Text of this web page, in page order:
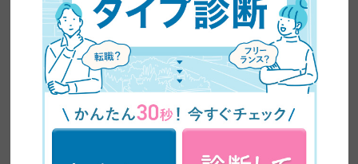
【超有益】平凡な主婦がビジネスセミナーに乗り込み
5ヶ月で60万円の副業収入を稼いだ方法を大公開！紹
介が止まらない売り込み術がやばい